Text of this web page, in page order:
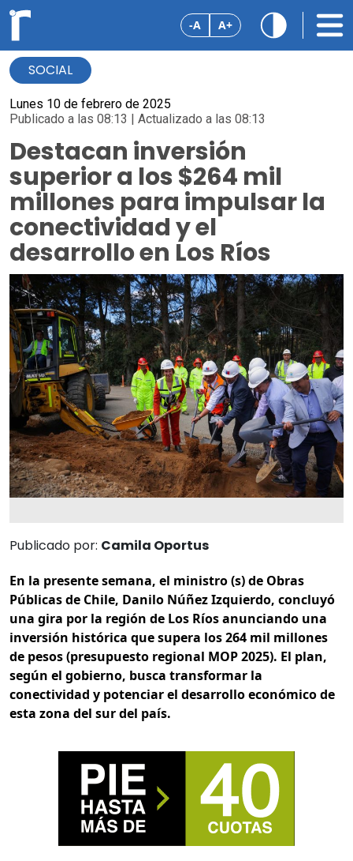
-A A+
SOCIAL
Lunes 10 de febrero de 2025
Publicado a las 08:13 | Actualizado a las 08:13
Destacan inversión
superior a los $264 mil
millones para impulsar la
conectividad y el
desarrollo en Los Ríos
Publicado por: Camila Oportus
En la presente semana, el ministro (s) de Obras
Públicas de Chile, Danilo Núñez Izquierdo, concluyó
una gira por la región de Los Ríos anunciando una
inversión histórica que supera los 264 mil millones
de pesos (presupuesto regional MOP 2025). El plan,
según el gobierno, busca transformar la
conectividad y potenciar el desarrollo económico de
esta zona del sur del país.